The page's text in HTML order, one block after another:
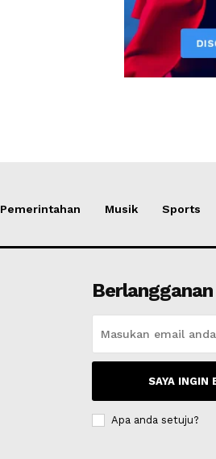
Pemerintahan Musik Sports
Berlangganan
SAYA INGIN
Apa anda setuju?